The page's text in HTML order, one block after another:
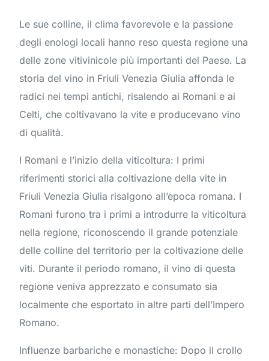
Le sue colline, il clima favorevole e la passione
degli enologi locali hanno reso questa regione una
delle zone vitivinicole più importanti del Paese. La
storia del vino in Friuli Venezia Giulia affonda le
radici nei tempi antichi, risalendo ai Romani e ai
Celti, che coltivavano la vite e producevano vino
di qualità.
I Romani e l’inizio della viticoltura: I primi
riferimenti storici alla coltivazione della vite in
Friuli Venezia Giulia risalgono all’epoca romana. I
Romani furono tra i primi a introdurre la viticoltura
nella regione, riconoscendo il grande potenziale
delle colline del territorio per la coltivazione delle
viti. Durante il periodo romano, il vino di questa
regione veniva apprezzato e consumato sia
localmente che esportato in altre parti dell’Impero
Romano.
Influenze barbariche e monastiche: Dopo il crollo